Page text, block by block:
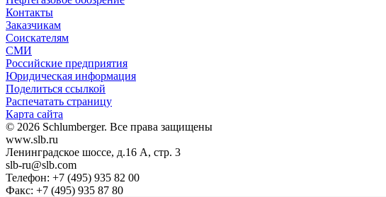
Контакты
Заказчикам
Соискателям
СМИ
Российские предприятия
Юридическая информация
Поделиться ссылкой
Распечатать страницу
Карта сайта
© 2026 Schlumberger. Все права защищены
www.slb.ru
Ленинградское шоссе, д.16 А, стр. 3
slb-ru@slb.com
Телефон: +7 (495) 935 82 00
Факс: +7 (495) 935 87 80